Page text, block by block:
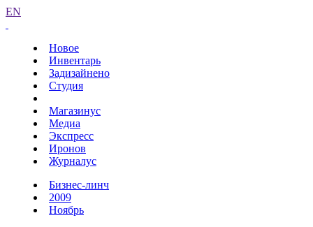
EN
Новое
Инвентарь
Задизайнено
Студия
Магазинус
Медиа
Экспресс
Иронов
Журналус
Бизнес-линч
2009
Ноябрь